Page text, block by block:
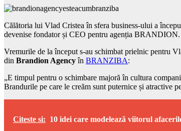
Călătoria lui Vlad Cristea în sfera business-ului a
devenise fondator și CEO pentru agenția
Vremurile de la început s-au schimbat prielnic pentru
din Brandion Agencyîn BRANZIBA:
„E timpul pentru o schimbare majoră în cultura
Brandurile pe care le creăm sunt puternice și atractive
Citeste si: 10 idei care modelează viitorul